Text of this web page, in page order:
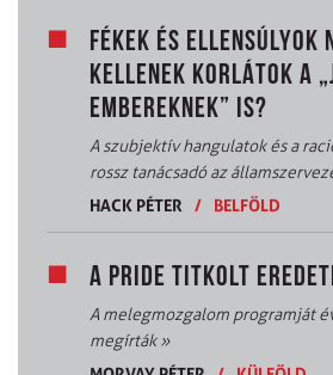
FÉKEK ÉS ELLENSÚLYOK
KELLENEK KORLÁTOK A
EMBEREKNEK” IS?
A szubjektív hangulatok és a
rossz tanácsadó az
HACK PÉTER
/ BELFÖLD
A PRIDE TITKOLT
A melegmozgalom programját
megírták»